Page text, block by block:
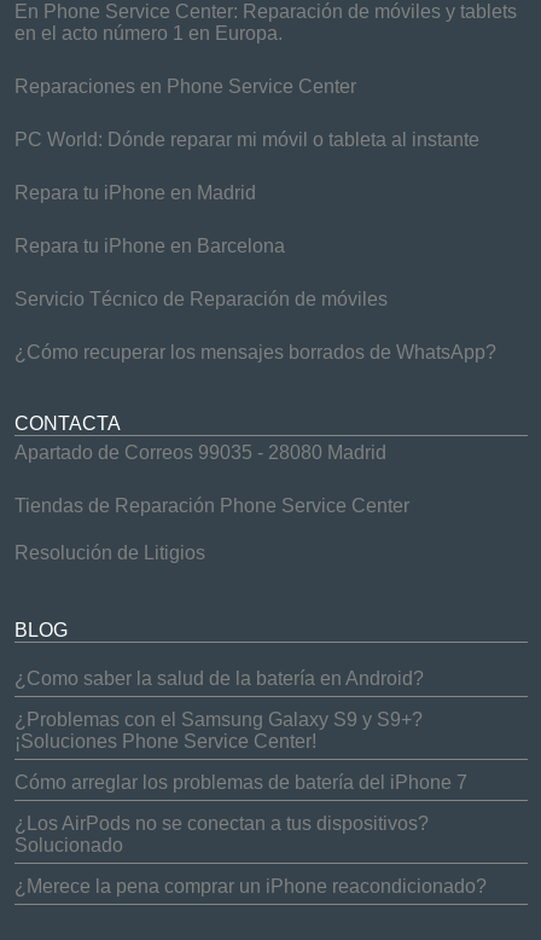
En Phone Service Center: Reparación de móviles y tablets
en el acto número 1 en Europa.
Reparaciones en Phone Service Center
PC World: Dónde reparar mi móvil o tableta al instante
Repara tu iPhone en Madrid
Repara tu iPhone en Barcelona
Servicio Técnico de Reparación de móviles
¿Cómo recuperar los mensajes borrados de WhatsApp?
CONTACTA
Apartado de Correos 99035 - 28080 Madrid
Tiendas de Reparación Phone Service Center
Resolución de Litigios
BLOG
¿Como saber la salud de la batería en Android?
¿Problemas con el Samsung Galaxy S9 y S9+?
¡Soluciones Phone Service Center!
Cómo arreglar los problemas de batería del iPhone 7
¿Los AirPods no se conectan a tus dispositivos?
Solucionado
¿Merece la pena comprar un iPhone reacondicionado?